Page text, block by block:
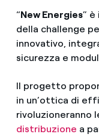
“New Energies”
della challenge
innovativo,
sicurezza e
Il progetto
in un’ottica di
rivoluzioneranno
distribuzione a